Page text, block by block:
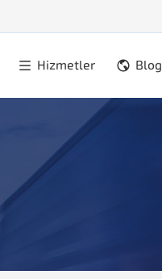
Hizmetler Blog